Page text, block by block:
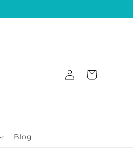
Blog
Einloggen
Warenkorb